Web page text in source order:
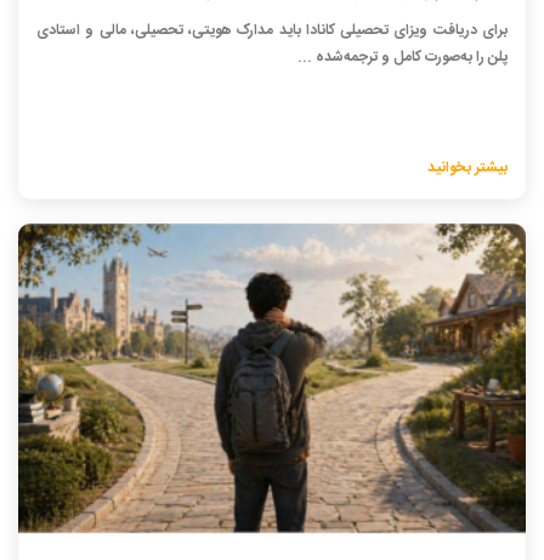
برای دریافت ویزای تحصیلی کانادا باید مدارک هویتی، تحصیلی، مالی و استادی
پلن را به‌صورت کامل و ترجمه‌شده ...
بیشتر بخوانید